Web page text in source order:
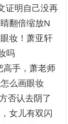
证明自己没再
翻倍缩放N
妆！萧亚轩
吗
高手，萧老师
么画眼妆
否认去阴了
女儿有双闪